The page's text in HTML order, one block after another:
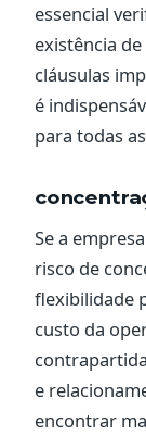
essencial
existência
cláusulas
é
para todas
Se a
risco de
flexibilidade
custo da
e
encontrar